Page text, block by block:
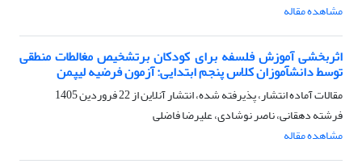
مشاهده مقاله
اثربخشی آموزش فلسفه برای کودکان برتشخیص مغالطات منطقی
توسط دانش­آموزان کلاس پنجم ابتدایی: آزمون فرضیه لیپمن
مقالات آماده انتشار، پذیرفته شده، انتشار آنلاین از22 فروردین 1405
فرشته دهقانی، ناصر نوشادی، علیرضا فاضلی
مشاهده مقاله